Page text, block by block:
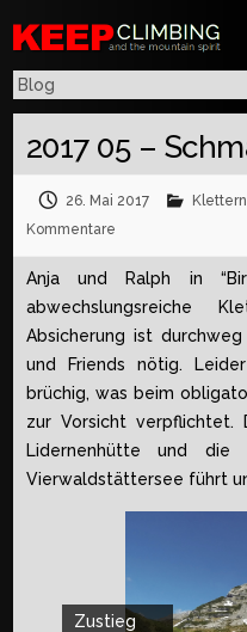
2017 05 –
26. Mai 2017 Klettern
Kommentare
Anja und Ralph in
abwechslungsreiche
Absicherung ist
und Friends nötig.
brüchig, was beim
zur Vorsicht
Lidernenhütte und
Vierwaldstättersee führt
Zustieg